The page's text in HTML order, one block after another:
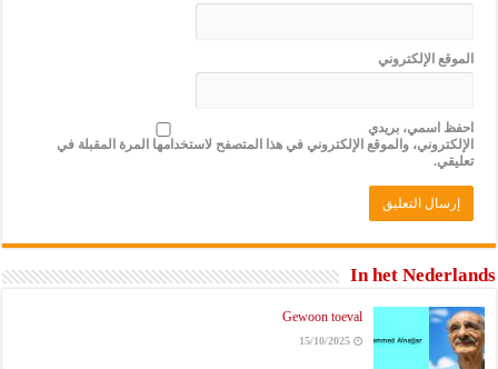
الموقع الإلكتروني
احفظ اسمي، بريدي
الإلكتروني، والموقع الإلكتروني في هذا المتصفح لاستخدامها المرة المقبلة في
تعليقي.
In het Nederlands
Gewoon toeval
15/10/2025